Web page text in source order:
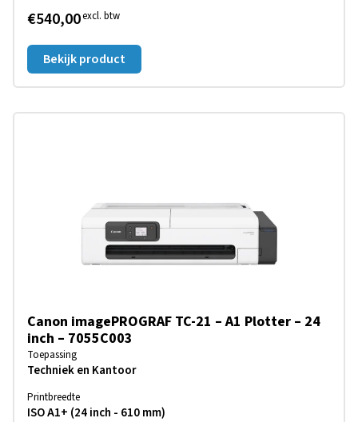
€540,00excl. btw
Bekijk product
Canon imagePROGRAF TC-21 – A1 Plotter – 24
inch – 7055C003
Toepassing
Techniek en Kantoor
Printbreedte
ISO A1+ (24 inch - 610 mm)